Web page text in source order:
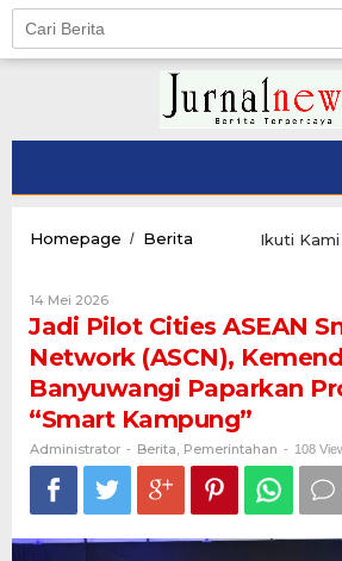
Skip
content
Homepage / Berita
Smart
Cities
Network
(ASCN),
Kemendagri
Undang
Banyuwangi
Paparkan
Progress
“Smart
Kampung”
Ikuti Kami
14 Mei 2026Oleh
Administrator
Jadi Pilot Cities ASEAN
Network (ASCN),
Banyuwangi Paparkan
“Smart Kampung”
Administrator - Berita, Pemerintahan - 108